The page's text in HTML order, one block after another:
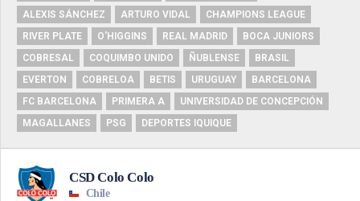
ALEXIS SÁNCHEZ
ARTURO VIDAL
CHAMPIONS LEAGUE
RIVER PLATE
O'HIGGINS REAL MADRID
BOCA JUNIORS
COBRESAL
COQUIMBO UNIDO ÑUBLENSE
BRASIL
EVERTON
COBRELOA BETIS URUGUAY
BARCELONA
FC BARCELONA
PRIMERA A
UNIVERSIDAD DE CONCEPCIÓN
MAGALLANES
PSG DEPORTES IQUIQUE